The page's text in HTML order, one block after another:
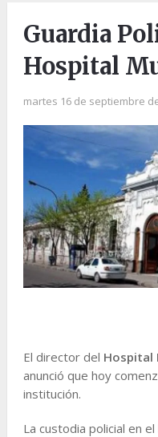
Guardia
Hospital
martes 16 de septiembre
El director del Hospital
anunció que hoy
institución.
La custodia policial en